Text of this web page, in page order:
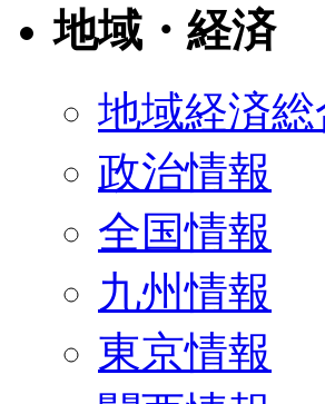
地域・経済
地域経済
政治情報
全国情報
九州情報
東京情報